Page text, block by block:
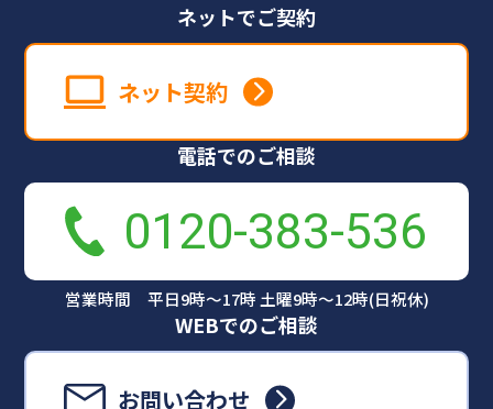
ネットでご契約
ネット契約
電話でのご相談
0120-383-536
営業時間 平日9時～17時 土曜9時～12時(日祝休)
WEBでのご相談
お問い合わせ